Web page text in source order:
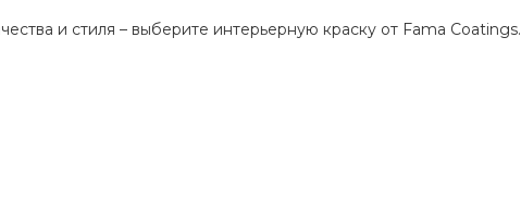
и стиля – выберите интерьерную краску от Fama Coatings.